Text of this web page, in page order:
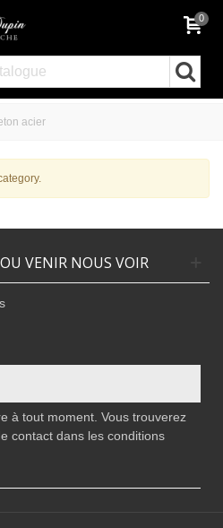
0
acier
VENIR NOUS VOIR
à tout moment. Vous trouverez
contact dans les conditions